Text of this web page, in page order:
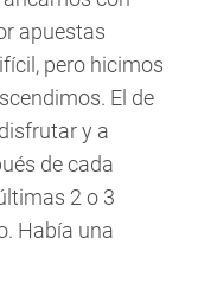
apuestas
pero hicimos
El de
y a
de cada
2 o 3
Había una